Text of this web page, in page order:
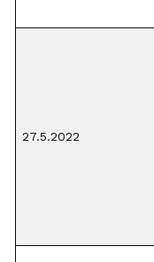
27.5.2022